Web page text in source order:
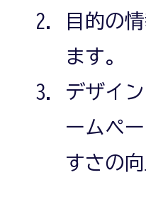
目的の
ます。
デザイ
ームペ
すさの